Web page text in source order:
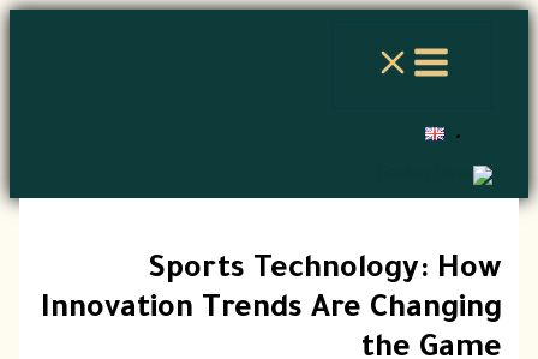
تخطي
Sports Technology: How
Innovation Trends Are Changing
the Game
اكتب
اسم*
Email*
الموقع